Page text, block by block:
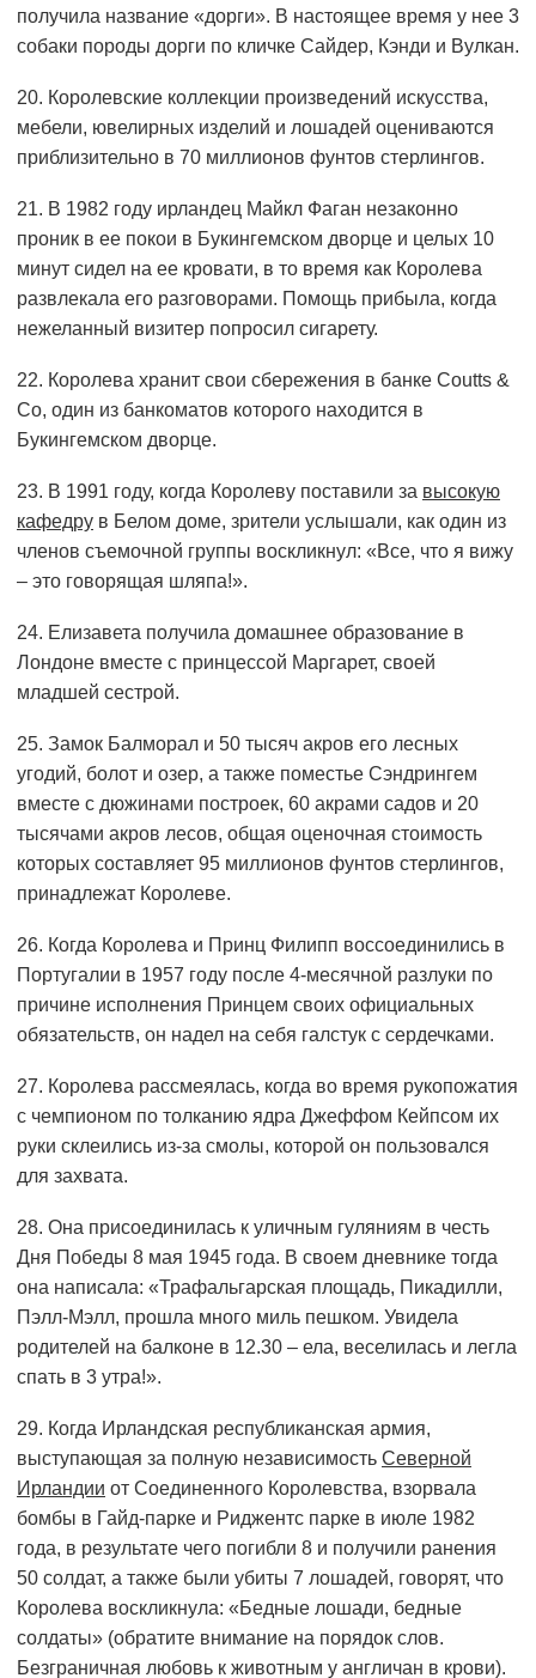
получила название «дорги». В настоящее время у нее 3
собаки породы дорги по кличке Сайдер, Кэнди и Вулкан.
20. Королевские коллекции произведений искусства,
мебели, ювелирных изделий и лошадей оцениваются
приблизительно в 70 миллионов фунтов стерлингов.
21. В 1982 году ирландец Майкл Фаган незаконно
проник в ее покои в Букингемском дворце и целых 10
минут сидел на ее кровати, в то время как Королева
развлекала его разговорами. Помощь прибыла, когда
нежеланный визитер попросил сигарету.
22. Королева хранит свои сбережения в банке Coutts &
Co, один из банкоматов которого находится в
Букингемском дворце.
23. В 1991 году, когда Королеву поставили за высокую
кафедру в Белом доме, зрители услышали, как один из
членов съемочной группы воскликнул: «Все, что я вижу
– это говорящая шляпа!».
24. Елизавета получила домашнее образование в
Лондоне вместе с принцессой Маргарет, своей
младшей сестрой.
25. Замок Балморал и 50 тысяч акров его лесных
угодий, болот и озер, а также поместье Сэндрингем
вместе с дюжинами построек, 60 акрами садов и 20
тысячами акров лесов, общая оценочная стоимость
которых составляет 95 миллионов фунтов стерлингов,
принадлежат Королеве.
26. Когда Королева и Принц Филипп воссоединились в
Португалии в 1957 году после 4-месячной разлуки по
причине исполнения Принцем своих официальных
обязательств, он надел на себя галстук с сердечками.
27. Королева рассмеялась, когда во время рукопожатия
с чемпионом по толканию ядра Джеффом Кейпсом их
руки склеились из-за смолы, которой он пользовался
для захвата.
28. Она присоединилась к уличным гуляниям в честь
Дня Победы 8 мая 1945 года. В своем дневнике тогда
она написала: «Трафальгарская площадь, Пикадилли,
Пэлл-Мэлл, прошла много миль пешком. Увидела
родителей на балконе в 12.30 – ела, веселилась и легла
спать в 3 утра!».
29. Когда Ирландская республиканская армия,
выступающая за полную независимость Северной
Ирландии от Соединенного Королевства, взорвала
бомбы в Гайд-парке и Риджентс парке в июле 1982
года, в результате чего погибли 8 и получили ранения
50 солдат, а также были убиты 7 лошадей, говорят, что
Королева воскликнула: «Бедные лошади, бедные
солдаты» (обратите внимание на порядок слов.
Безграничная любовь к животным у англичан в крови).